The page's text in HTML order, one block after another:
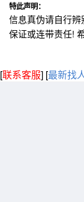
特此声明：
信息真伪请自行
保证或连带责任!
[联系客服] [最新找